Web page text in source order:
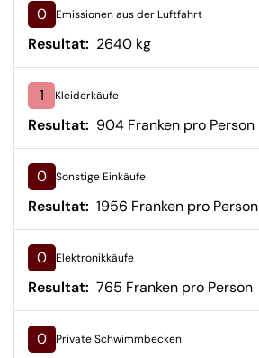
0 Emissionen aus der Luftfahrt
Resultat: 2640 kg
1 Kleiderkäufe
Resultat: 904 Franken pro Person
0 Sonstige Einkäufe
Resultat: 1956 Franken pro Person
0 Elektronikkäufe
Resultat: 765 Franken pro Person
0 Private Schwimmbecken